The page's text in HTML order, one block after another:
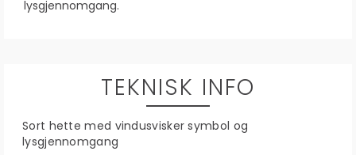
lysgjennomgang.
TEKNISK INFO
Sort hette med vindusvisker symbol og
lysgjennomgang